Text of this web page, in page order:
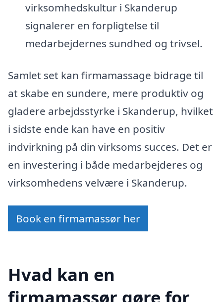
virksomhedskultur i Skanderup
signalerer en forpligtelse til
medarbejdernes sundhed og trivsel.
Samlet set kan firmamassage bidrage til
at skabe en sundere, mere produktiv og
gladere arbejdsstyrke i Skanderup, hvilket
i sidste ende kan have en positiv
indvirkning på din virksoms succes. Det er
en investering i både medarbejderes og
virksomhedens velvære i Skanderup.
Book en firmamassør her
Hvad kan en